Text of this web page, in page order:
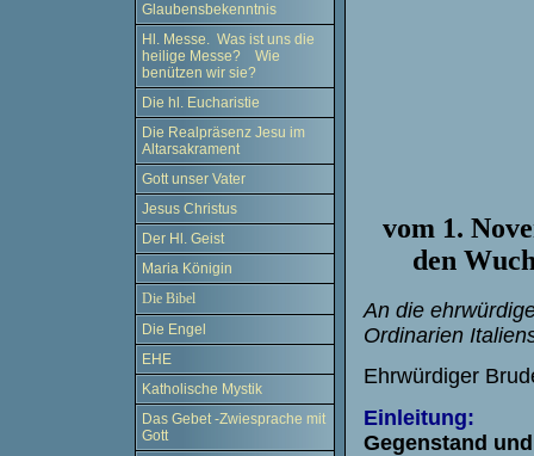
Glaubensbekenntnis
Hl. Messe. Was ist uns die
heilige Messe? Wie
benützen wir sie?
Die hl. Eucharistie
Die Realpräsenz Jesu im
Altarsakrament
Gott unser Vater
Jesus Christus
Der Hl. Geist
Maria Königin
Die Bibel
Die Engel
EHE
Katholische Mystik
Das Gebet -Zwiesprache mit
Gott
vom 1.
den
An die
Ordinarien
Ehrwürdiger
Einleitung:
Gegenstand